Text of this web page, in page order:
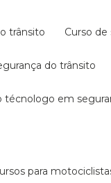
trânsito curso
do trânsito
técnologo em
cursos para